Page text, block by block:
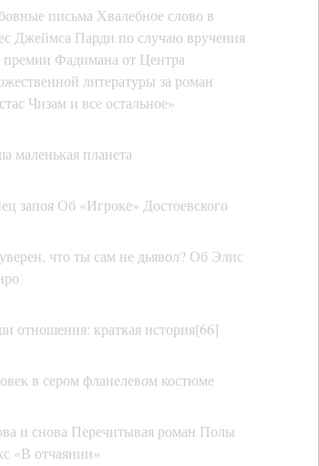
письма Хвалебное слово в
Джеймса Парди по случаю вручения
премии Фадимана от Центра
литературы за роман
Чизам и все остальное»
маленькая планета
запоя Об «Игроке» Достоевского
что ты сам не дьявол? Об Элис
отношения: краткая история[66]
в сером фланелевом костюме
и снова Перечитывая роман Полы
«В отчаянии»